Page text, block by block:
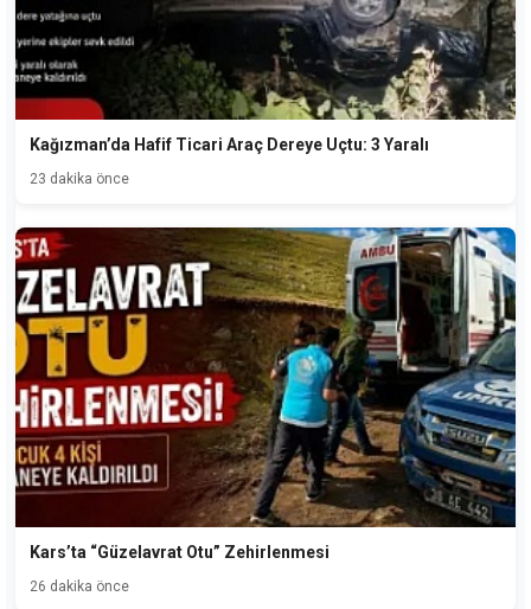
Kağızman’da Hafif Ticari Araç Dereye Uçtu: 3 Yaralı
23 dakika önce
Kars’ta “Güzelavrat Otu” Zehirlenmesi
26 dakika önce